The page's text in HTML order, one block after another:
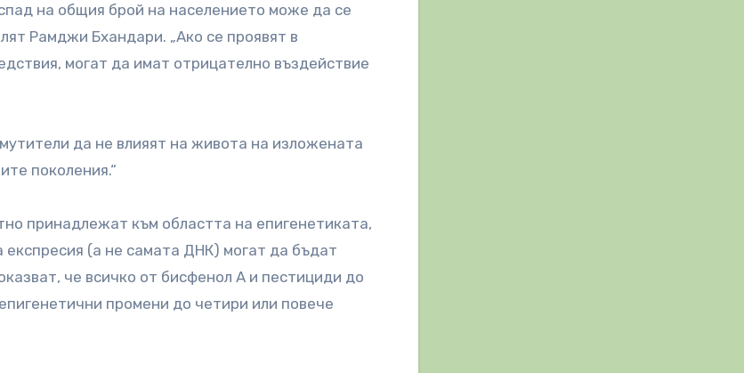
на общия брой на населението може да се
Рамджи Бхандари. „Ако се проявят в
могат да имат отрицателно въздействие
да не влияят на живота на изложената
поколения.“
принадлежат към областта на епигенетиката,
експресия (а не самата ДНК) могат да бъдат
че всичко от бисфенол А и пестициди до
промени до четири или повече